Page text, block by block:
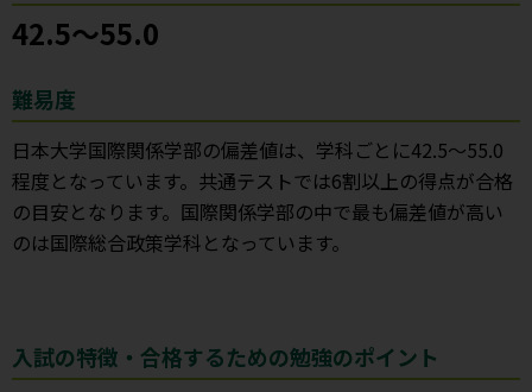
42.5～55.0
難易度
日本大学国際関係学部の偏差値は、学科ごとに42.5～55.0
程度となっています。共通テストでは6割以上の得点が合格
の目安となります。国際関係学部の中で最も偏差値が高い
のは国際総合政策学科となっています。
入試の特徴・合格するための勉強のポイント